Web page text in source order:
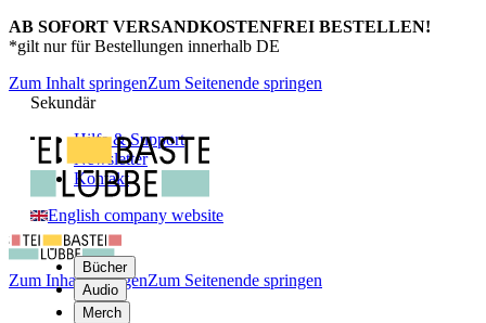
AB SOFORT VERSANDKOSTENFREI BESTELLEN!
*gilt nur für Bestellungen innerhalb DE
Zum Inhalt springenZum Seitenende springen
Sekundär
Hilfe & Support
Newsletter
Kontakt
English company website
Bücher
Audio
Merch
Zum Inhalt springenZum Seitenende springen